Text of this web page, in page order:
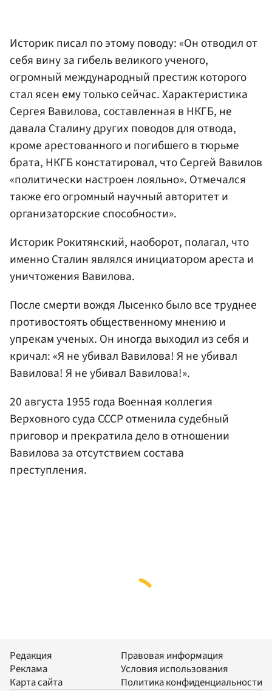
Историк писал по этому поводу: «Он отводил от
себя вину за гибель великого ученого,
огромный международный престиж которого
стал ясен ему только сейчас. Характеристика
Сергея Вавилова, составленная в НКГБ, не
давала Сталину других поводов для отвода,
кроме арестованного и погибшего в тюрьме
брата, НКГБ констатировал, что Сергей Вавилов
«политически настроен лояльно». Отмечался
также его огромный научный авторитет и
организаторские способности».
Историк Рокитянский, наоборот, полагал, что
именно Сталин являлся инициатором ареста и
уничтожения Вавилова.
После смерти вождя Лысенко было все труднее
противостоять общественному мнению и
упрекам ученых. Он иногда выходил из себя и
кричал: «Я не убивал Вавилова! Я не убивал
Вавилова! Я не убивал Вавилова!».
20 августа 1955 года Военная коллегия
Верховного суда СССР отменила судебный
приговор и прекратила дело в отношении
Вавилова за отсутствием состава
преступления.
Редакция
Реклама
Карта сайта
Правовая информация
Условия использования
Политика конфиденциальности